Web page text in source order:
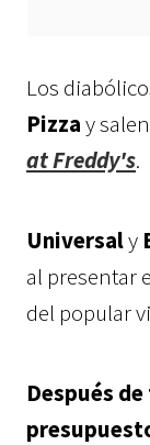
Los
Pizzay
at Freddy's.
Universaly
al presentar
del popular
Después